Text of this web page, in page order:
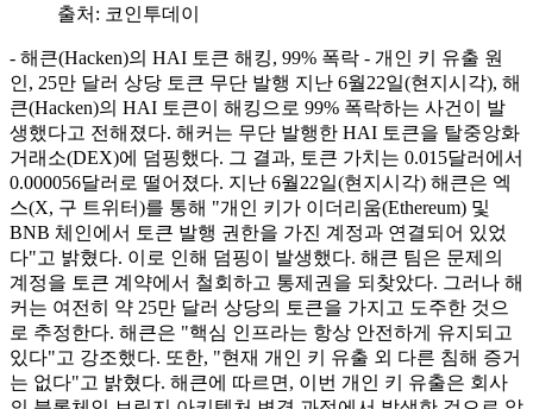
출처: 코인투데이
- 해큰(Hacken)의 HAI 토큰 해킹, 99% 폭락 - 개인 키 유출 원
인, 25만 달러 상당 토큰 무단 발행 지난 6월22일(현지시각), 해
큰(Hacken)의 HAI 토큰이 해킹으로 99% 폭락하는 사건이 발
생했다고 전해졌다. 해커는 무단 발행한 HAI 토큰을 탈중앙화
거래소(DEX)에 덤핑했다. 그 결과, 토큰 가치는 0.015달러에서
0.000056달러로 떨어졌다. 지난 6월22일(현지시각) 해큰은 엑
스(X, 구 트위터)를 통해 "개인 키가 이더리움(Ethereum) 및
BNB 체인에서 토큰 발행 권한을 가진 계정과 연결되어 있었
다"고 밝혔다. 이로 인해 덤핑이 발생했다. 해큰 팀은 문제의
계정을 토큰 계약에서 철회하고 통제권을 되찾았다. 그러나 해
커는 여전히 약 25만 달러 상당의 토큰을 가지고 도주한 것으
로 추정한다. 해큰은 "핵심 인프라는 항상 안전하게 유지되고
있다"고 강조했다. 또한, "현재 개인 키 유출 외 다른 침해 증거
는 없다"고 밝혔다. 해큰에 따르면, 이번 개인 키 유출은 회사